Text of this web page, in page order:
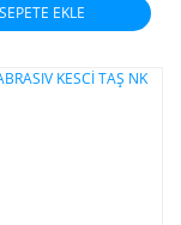
SEPETE EKLE